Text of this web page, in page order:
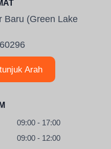
Baru (Green Lake
Arah
09:00 - 17:00
09:00 - 12:00